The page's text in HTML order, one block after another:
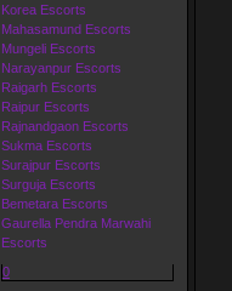
Korea Escorts
Mahasamund Escorts
Mungeli Escorts
Narayanpur Escorts
Raigarh Escorts
Raipur Escorts
Rajnandgaon Escorts
Sukma Escorts
Surajpur Escorts
Surguja Escorts
Bemetara Escorts
Gaurella Pendra Marwahi
Escorts
0